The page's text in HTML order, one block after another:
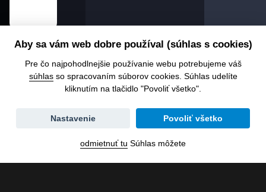
Zmena
dátumu
Aby sa vám web dobre používal (súhlas s cookies)
Pre čo najpohodlnejšie používanie webu potrebujeme váš
súhlasso spracovaním súborov cookies. Súhlas udelíte
kliknutím na tlačidlo "Povoliť všetko".
Povoliť všetko
Nastavenie
odmietnuť tu Súhlas môžete